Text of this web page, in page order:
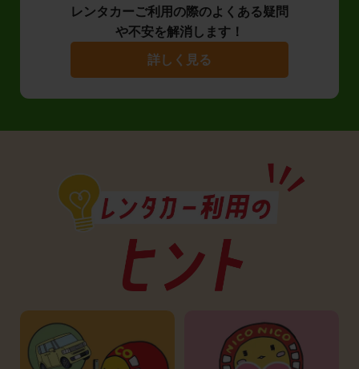
レンタカーご利用の際のよくある疑問
や不安を解消します！
詳しく見る